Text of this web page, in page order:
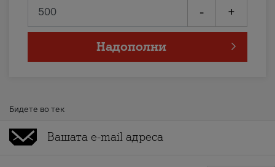
- +
Надополни
Бидете во тек